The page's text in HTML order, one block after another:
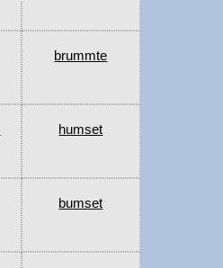
brummte
humset
bumset